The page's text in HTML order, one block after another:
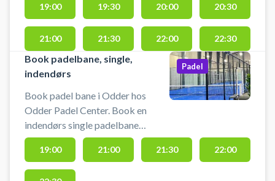
4 padel spillere) og spil
padeltennis i Odder på moderne
padeltennis baner beliggende på
Knudsminde 1E, 8300 Odder.
Lånebats er altid inkluderet i
lånebat stand garanteres ikke.
19:00 19:30 20:00 20:30
21:00 21:30 22:00 22:30
Book padelbane, single,
indendørs
Book padel bane i Odder hos
Odder Padel Center. Book en
indendørs single padelbane
(singlebane, til 2 padel spillere) og
spil padel i Odder på moderne
padelbaner beliggende på
Padel
19:00 21:00 21:30 22:00